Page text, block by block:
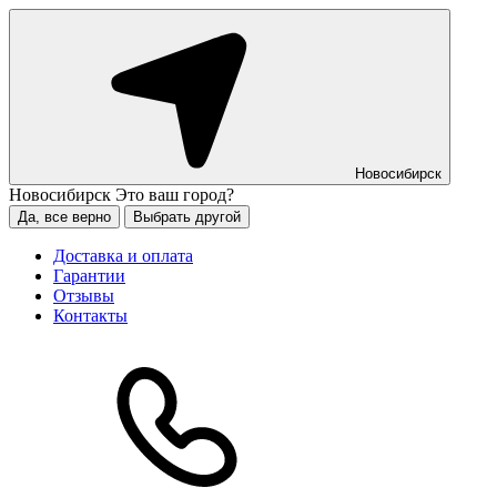
Новосибирск
Новосибирск Это ваш город?
Да, все верно Выбрать другой
Доставка и оплата
Гарантии
Отзывы
Контакты